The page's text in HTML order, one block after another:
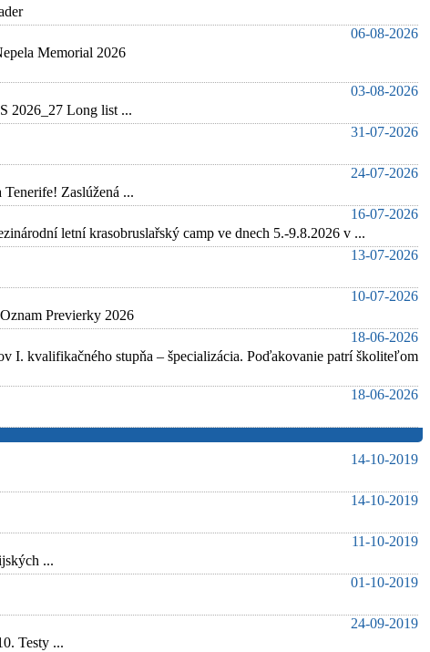
06-08-2026
Memorial 2026
03-08-2026
2026_27 Long list ...
31-07-2026
24-07-2026
Zaslúžená ...
16-07-2026
letní krasobruslařský camp ve dnech 5.-9.8.2026 v ...
13-07-2026
10-07-2026
Previerky 2026
18-06-2026
I. kvalifikačného stupňa – špecializácia. Poďakovanie patrí školiteľom
18-06-2026
14-10-2019
14-10-2019
11-10-2019
...
01-10-2019
24-09-2019
Testy ...